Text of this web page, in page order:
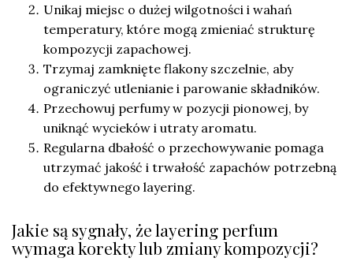
Unikaj miejsc o dużej wilgotności i wahań
temperatury, które mogą zmieniać strukturę
kompozycji zapachowej.
Trzymaj zamknięte flakony szczelnie, aby
ograniczyć utlenianie i parowanie składników.
Przechowuj perfumy w pozycji pionowej, by
uniknąć wycieków i utraty aromatu.
Regularna dbałość o przechowywanie pomaga
utrzymać jakość i trwałość zapachów potrzebną
do efektywnego layering.
Jakie są sygnały, że layering perfum
wymaga korekty lub zmiany kompozycji?